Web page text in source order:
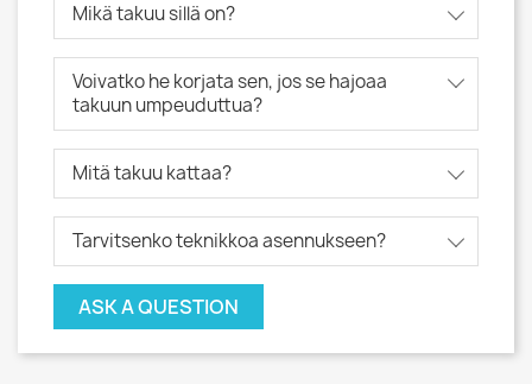
Mikä takuu sillä on?
Voivatko he korjata sen, jos se hajoaa
takuun umpeuduttua?
Mitä takuu kattaa?
Tarvitsenko teknikkoa asennukseen?
ASK A QUESTION